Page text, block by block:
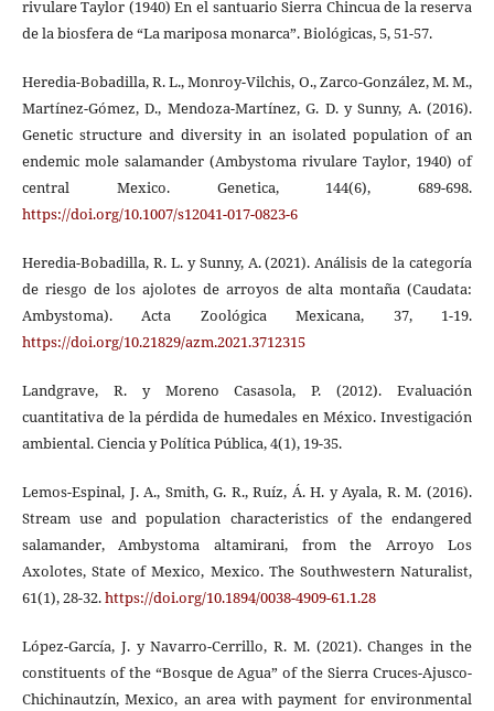
rivulare Taylor (1940) En el santuario Sierra Chincua de la reserva
de la biosfera de “La mariposa monarca”. Biológicas, 5, 51-57.
Heredia-Bobadilla, R. L., Monroy-Vilchis, O., Zarco-González, M. M.,
Martínez-Gómez, D., Mendoza-Martínez, G. D. y Sunny, A. (2016).
Genetic structure and diversity in an isolated population of an
endemic mole salamander (Ambystoma rivulare Taylor, 1940) of
central Mexico. Genetica, 144(6), 689-698.
https://doi.org/10.1007/s12041-017-0823-6
Heredia-Bobadilla, R. L. y Sunny, A. (2021). Análisis de la categoría
de riesgo de los ajolotes de arroyos de alta montaña (Caudata:
Ambystoma). Acta Zoológica Mexicana, 37, 1-19.
https://doi.org/10.21829/azm.2021.3712315
Landgrave, R. y Moreno Casasola, P. (2012). Evaluación
cuantitativa de la pérdida de humedales en México. Investigación
ambiental. Ciencia y Política Pública, 4(1), 19-35.
Lemos-Espinal, J. A., Smith, G. R., Ruíz, Á. H. y Ayala, R. M. (2016).
Stream use and population characteristics of the endangered
salamander, Ambystoma altamirani, from the Arroyo Los
Axolotes, State of Mexico, Mexico. The Southwestern Naturalist,
61(1), 28-32.https://doi.org/10.1894/0038-4909-61.1.28
López-García, J. y Navarro-Cerrillo, R. M. (2021). Changes in the
constituents of the “Bosque de Agua” of the Sierra Cruces-Ajusco-
Chichinautzín, Mexico, an area with payment for environmental